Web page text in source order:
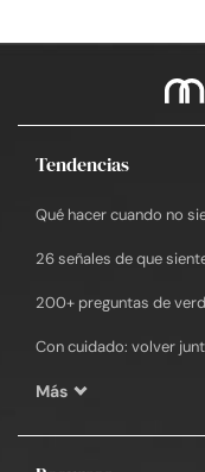
Tendencias
Qué hacer cuando no
26 señales de que
200+ preguntas de
Con cuidado: volver
Más